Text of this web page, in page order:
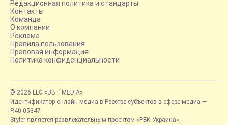
Редакционная политика и стандарты
Контакты
Команда
О компании
Реклама
Правила пользования
Правовая информация
Политика конфиденциальности
© 2026 LLC «UBT MEDIA»
Идентификатор онлайн-медиа в Реестре субъектов в сфере медиа —
R40-05347
Styler является развлекательным проектом «РБК-Украина»,